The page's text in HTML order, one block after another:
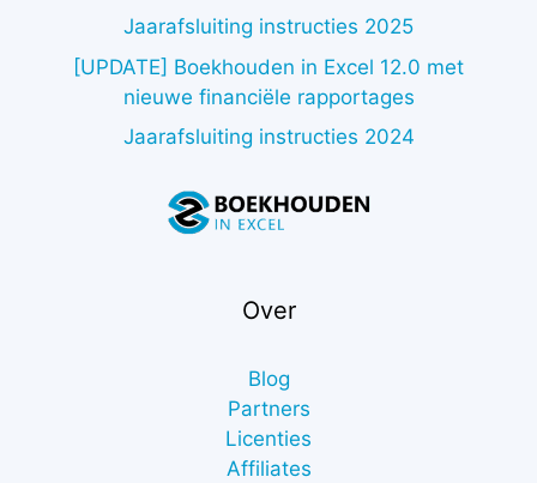
Jaarafsluiting instructies 2025
[UPDATE] Boekhouden in Excel 12.0 met
nieuwe financiële rapportages
Jaarafsluiting instructies 2024
Over
Blog
Partners
Licenties
Affiliates